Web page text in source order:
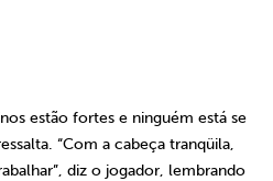
estão fortes e ninguém está se
“Com a cabeça tranqüila,
diz o jogador, lembrando